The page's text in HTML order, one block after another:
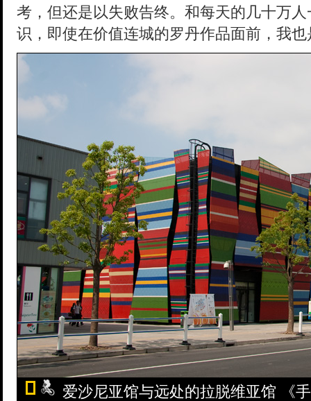
考，但还是以失败告终。和每天的几十万
识，即使在价值连城的罗丹作品面前，我
爱沙尼亚馆与远处的拉脱维亚馆 《